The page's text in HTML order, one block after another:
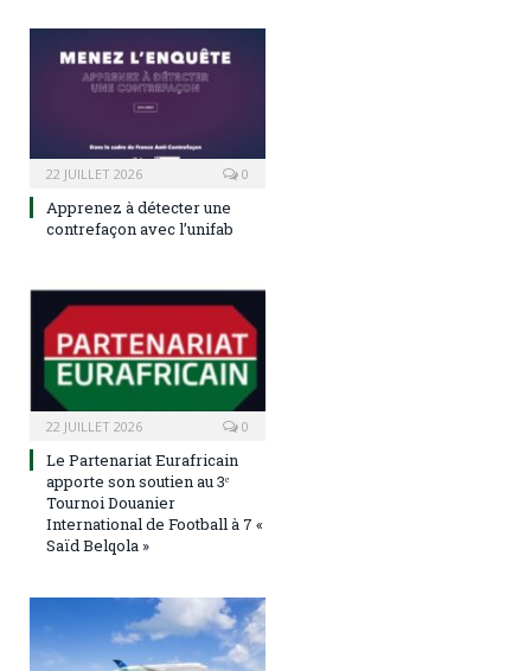
22 JUILLET 2026 0
Apprenez à détecter une
contrefaçon avec l’unifab
22 JUILLET 2026 0
Le Partenariat Eurafricain
apporte son soutien au 3ᵉ
Tournoi Douanier
International de Football à 7 «
Saïd Belqola »